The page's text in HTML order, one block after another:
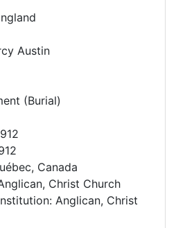
Austin
(Burial)
Canada
Christ Church
Anglican, Christ